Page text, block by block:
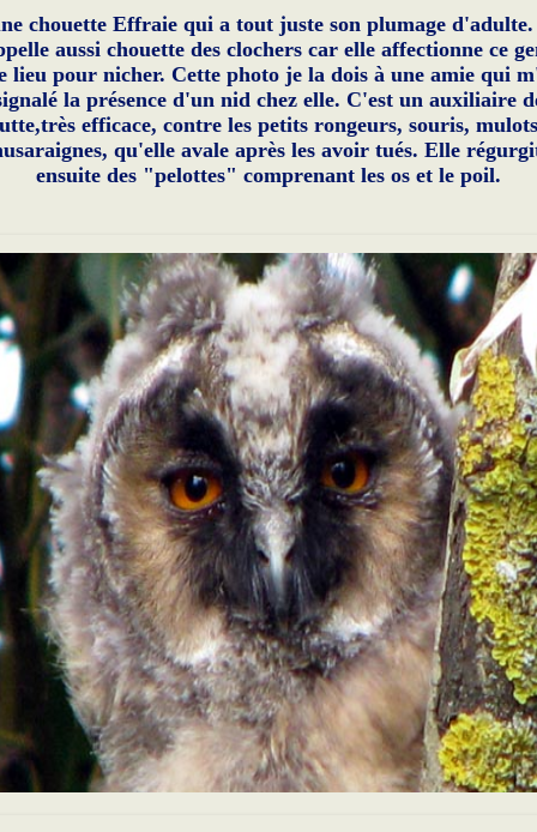
chouette Effraie qui a tout juste son plumage
aussi chouette des clochers car elle affectionne ce
lieu pour nicher. Cette photo je la dois à une amie qui
la présence d'un nid chez elle. C'est un auxiliaire
efficace, contre les petits rongeurs, souris,
qu'elle avale après les avoir tués. Elle
ensuite des "pelottes" comprenant les os et le poil.